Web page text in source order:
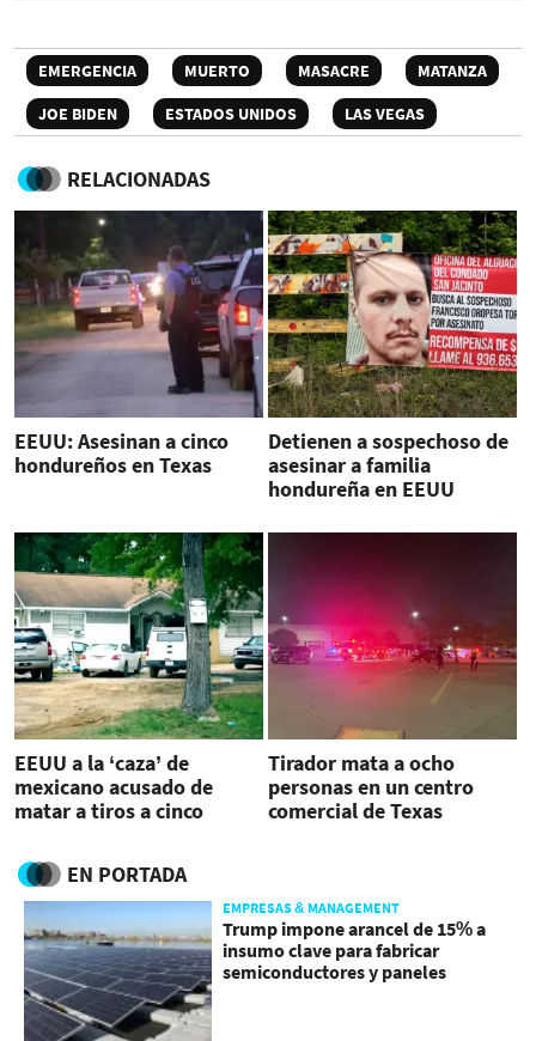
EMERGENCIA MUERTO MASACRE
MATANZA
JOE BIDEN
ESTADOS UNIDOS LAS VEGAS
RELACIONADAS
EEUU: Asesinan a cinco
hondureños en Texas
Detienen a sospechoso de
asesinar a familia
hondureña en EEUU
EEUU a la ‘caza’ de
mexicano acusado de
matar a tiros a cinco
Tirador mata a ocho
personas en un centro
comercial de Texas
EN PORTADA
EMPRESAS & MANAGEMENT
Trump impone arancel de 15% a
insumo clave para fabricar
semiconductores y paneles